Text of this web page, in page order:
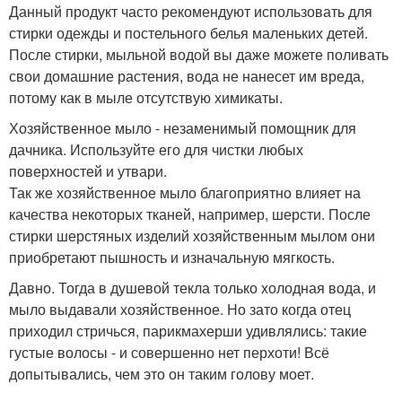
Данный продукт часто рекомендуют использовать для
стирки одежды и постельного белья маленьких детей.
После стирки, мыльной водой вы даже можете поливать
свои домашние растения, вода не нанесет им вреда,
потому как в мыле отсутствую химикаты.
Хозяйственное мыло - незаменимый помощник для
дачника. Используйте его для чистки любых
поверхностей и утвари.
Так же хозяйственное мыло благоприятно влияет на
качества некоторых тканей, например, шерсти. После
стирки шерстяных изделий хозяйственным мылом они
приобретают пышность и изначальную мягкость.
Давно. Тогда в душевой текла только холодная вода, и
мыло выдавали хозяйственное. Но зато когда отец
приходил стричься, парикмахерши удивлялись: такие
густые волосы - и совершенно нет перхоти! Всё
допытывались, чем это он таким голову моет.